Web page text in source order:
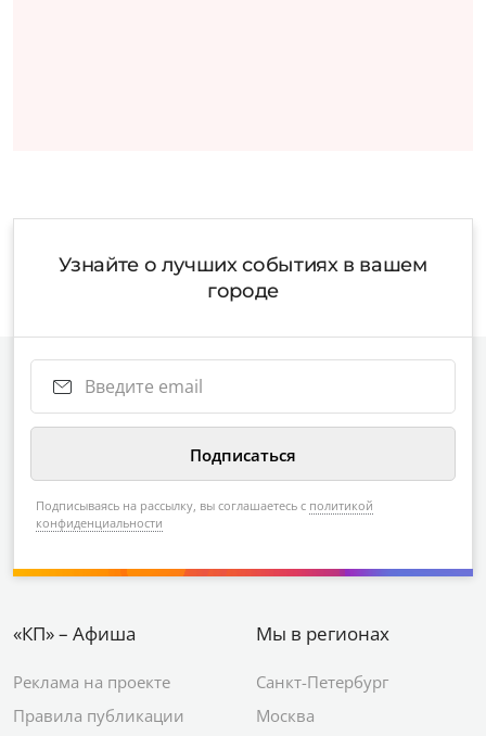
Узнайте о лучших событиях в вашем
городе
Подписываясь на рассылку, вы соглашаетесь с политикой
конфиденциальности
«КП» – Афиша
Реклама на проекте
Правила публикации
Мы в регионах
Санкт-Петербург
Москва